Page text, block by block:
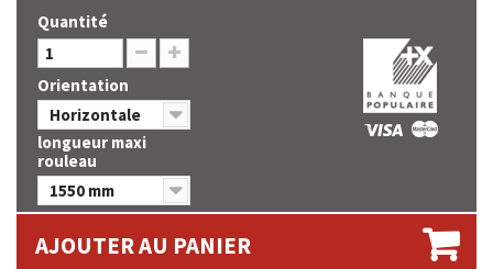
Quantité
Orientation
Horizontale
longueur maxi
rouleau
1550 mm
AJOUTER AU PANIER